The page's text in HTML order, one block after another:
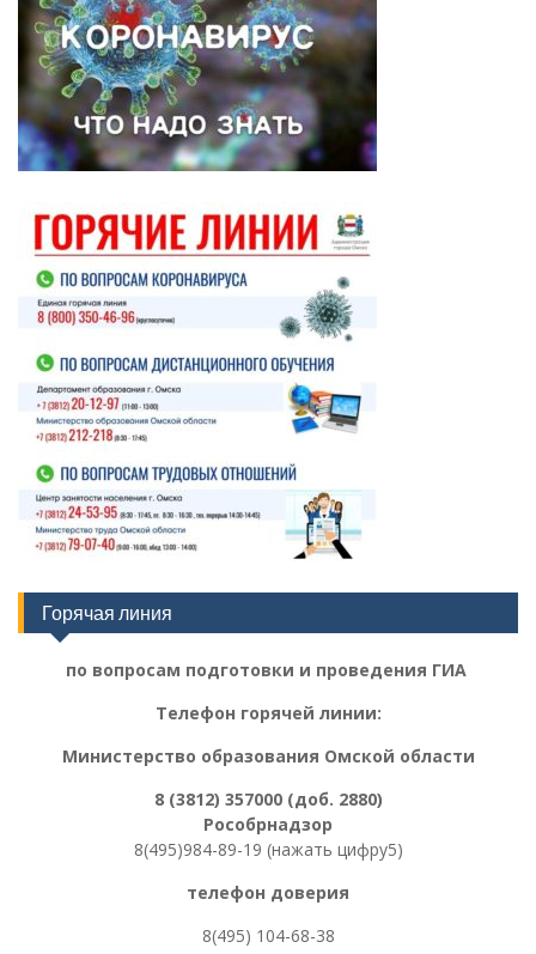
Горячая линия
по вопросам подготовки и проведения ГИА
Телефон горячей линии:
Министерство образования Омской области
8 (3812) 357000 (доб. 2880)
Рособрнадзор
8(495)984-89-19 (нажать цифру5)
телефон доверия
8(495) 104-68-38